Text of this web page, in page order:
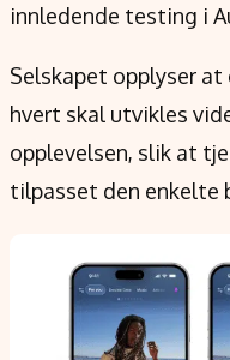
innledende testing i
Selskapet opplyser
hvert skal utvikles
opplevelsen, slik at
tilpasset den enkelte